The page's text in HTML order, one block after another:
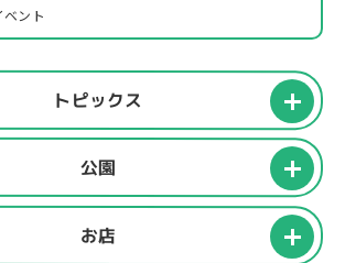
ント
トピックス
公園
お店